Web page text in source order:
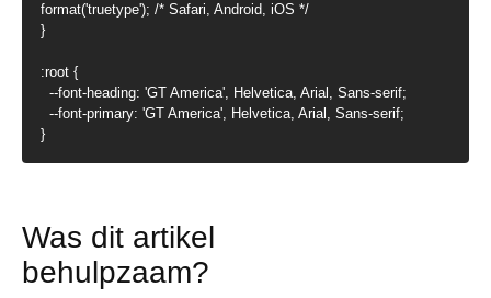
format('truetype'); /* Safari, Android, iOS */
}
:root {
}
Was dit artikel
behulpzaam?